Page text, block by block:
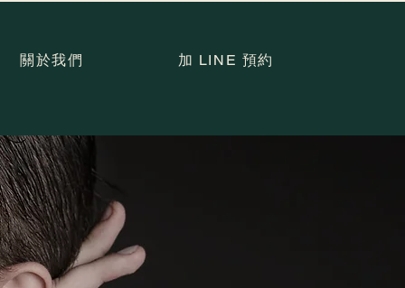
關於我們 加 LINE 預約